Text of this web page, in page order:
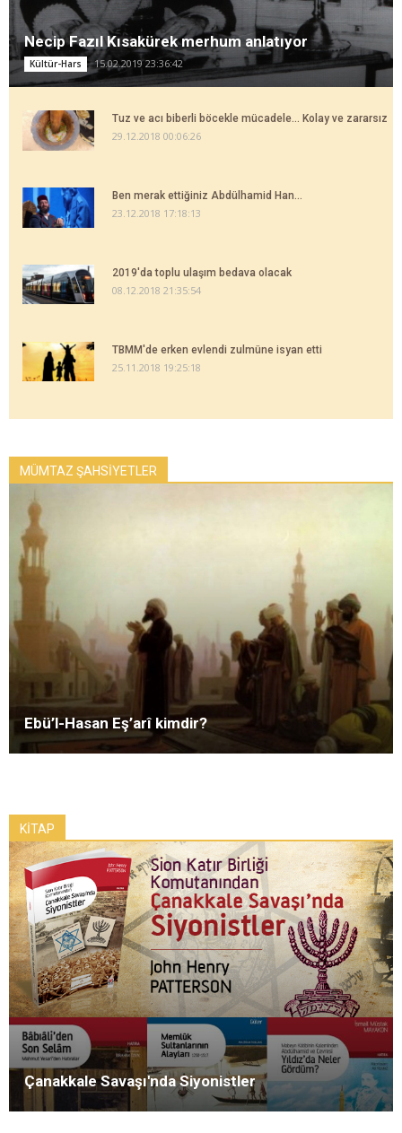
Necip Fazıl Kısakürek merhum anlatıyor
Kültür-Hars 15.02.2019 23:36:42
Tuz ve acı biberli böcekle mücadele... Kolay ve zararsız
29.12.2018 00:06:26
Ben merak ettiğiniz Abdülhamid Han...
23.12.2018 17:18:13
2019'da toplu ulaşım bedava olacak
08.12.2018 21:35:54
TBMM'de erken evlendi zulmüne isyan etti
25.11.2018 19:25:18
MÜMTAZ ŞAHSİYETLER
Ebü’l-Hasan Eş’arî kimdir?
KİTAP
Çanakkale Savaşı'nda Siyonistler